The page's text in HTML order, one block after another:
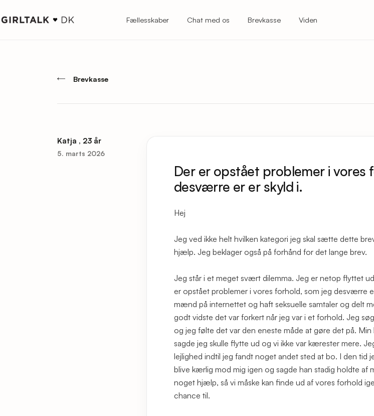
Fællesskaber Chat med os Brevkasse Viden
Brevkasse
Katja , 23 år
5. marts 2026
Der er opstået problemer i vores
desværre er er skyld i.
Hej
Jeg ved ikke helt hvilken kategori jeg skal sætte dette
hjælp. Jeg beklager også på forhånd for det lange brev.
Jeg står i et meget svært dilemma. Jeg er netop flyttet
er opstået problemer i vores forhold, som jeg desværre
mænd på internettet og haft seksuelle samtaler og delt
godt vidste det var forkert når jeg var i et forhold. Jeg
og jeg følte det var den eneste måde at gøre det på.
sagde jeg skulle flytte ud og vi ikke var kærester mere.
lejlighed indtil jeg fandt noget andet sted at bo. I den tid
blive kærlig mod mig igen og sagde han stadig holdte af
noget hjælp, så vi måske kan finde ud af vores forhold
chance til.